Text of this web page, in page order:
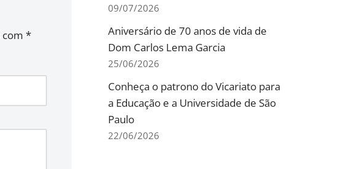
*
09/07/2026
Aniversário de 70 anos de vida de
Dom Carlos Lema Garcia
25/06/2026
Conheça o patrono do Vicariato para
a Educação e a Universidade de São
Paulo
22/06/2026